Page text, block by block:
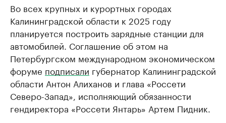
Во всех крупных и курортных городах
Калининградской области к 2025 году
планируется построить зарядные станции для
автомобилей. Соглашение об этом на
Петербургском международном экономическом
форуме подписали губернатор Калининградской
области Антон Алиханов и глава «Россети
Северо-Запад», исполняющий обязанности
гендиректора «Россети Янтарь» Артем Пидник.